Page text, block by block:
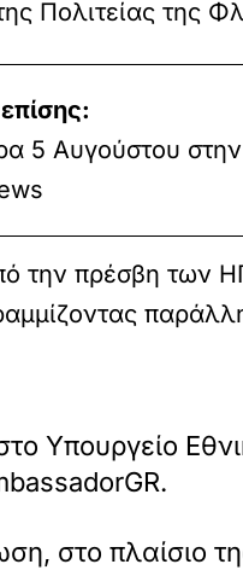
Πολιτείας της
5 Αυγούστου στην
την πρέσβη των
Υπουργείο
στο πλαίσιο